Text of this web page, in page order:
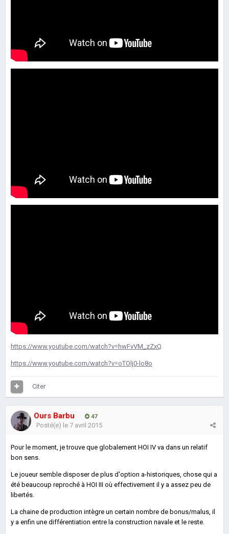
https://www.youtube.com/watch?v=hwFvVM_zZxQ
https://www.youtube.com/watch?v=oTOlj0-lo8o
Citer
Ours Barbu 47
Posté(e) le 7 avril 2015
Pour le moment, je trouve que globalement HOI IV va dans un relatif
bon sens.
Le joueur semble disposer de plus d'option a-historiques, chose qui a
été beaucoup reproché à HOI III où effectivement il y a assez peu de
libertés.
La chaine de production intègre un certain nombre de bonus/malus, il
y a enfin une différentiation entre la construction navale et le reste.